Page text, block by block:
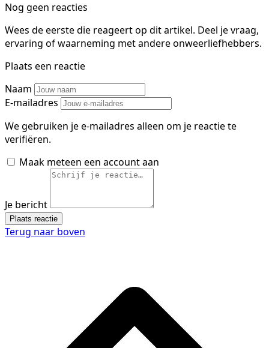
Nog geen reacties
Wees de eerste die reageert op dit artikel. Deel je vraag,
ervaring of waarneming met andere onweerliefhebbers.
Plaats een reactie
Naam
E-mailadres
We gebruiken je e-mailadres alleen om je reactie te
verifiëren.
Maak meteen een account aan
Je bericht
Plaats reactie
Terug naar boven